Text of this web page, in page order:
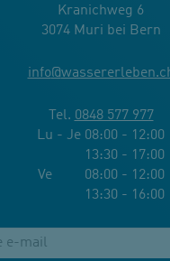
Kranichweg 6
3074 Muri bei Bern
info@
Tel. 0848 577 977
Lu - Je 08:00 - 12:00
13:30 - 17:00
Ve 08:00 - 12:00
13:30 - 16:00